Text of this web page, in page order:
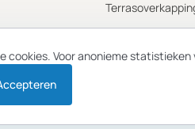
cookies. Voor anonieme